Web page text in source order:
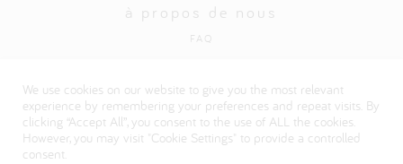
à propos de nous
FAQ
Visitez notre site institutionnel Danone
We use cookies on our website to give you the most relevant
experience by remembering your preferences and repeat visits. By
clicking “Accept All”, you consent to the use of ALL the cookies.
However, you may visit "Cookie Settings" to provide a controlled
consent.